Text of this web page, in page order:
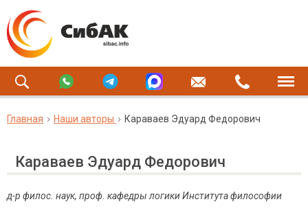
Главная Наши авторы Караваев Эдуард Федорович
Караваев Эдуард Федорович
д-р филос. наук, проф. кафедры логики Института философии